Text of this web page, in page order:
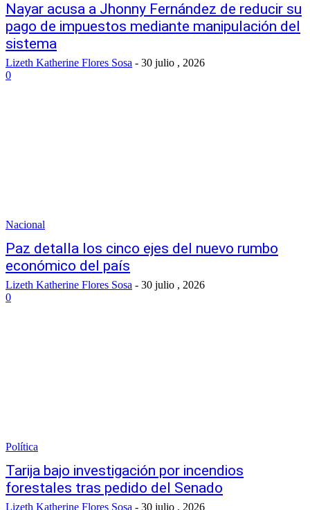
Nayar acusa a Jhonny Fernández de reducir su
pago de impuestos mediante manipulación del
sistema
Lizeth Katherine Flores Sosa - 30 julio , 2026
0
Nacional
Paz detalla los cinco ejes del nuevo rumbo
económico del país
Lizeth Katherine Flores Sosa - 30 julio , 2026
0
Política
Tarija bajo investigación por incendios
forestales tras pedido del Senado
Lizeth Katherine Flores Sosa - 30 julio , 2026